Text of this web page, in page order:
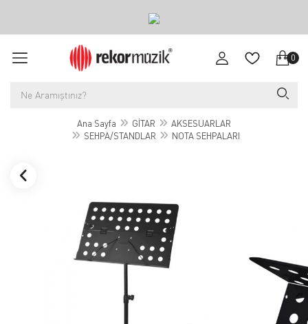
0
Ana Sayfa GİTAR
AKSESUARLAR
SEHPA/STANDLAR
NOTA SEHPALARI